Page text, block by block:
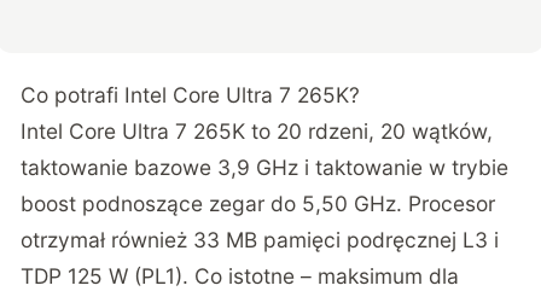
Co potrafi Intel Core Ultra 7 265K?
Intel Core Ultra 7 265K to 20 rdzeni, 20 wątków,
taktowanie bazowe 3,9 GHz i taktowanie w trybie
boost podnoszące zegar do 5,50 GHz. Procesor
otrzymał również 33 MB pamięci podręcznej L3 i
TDP 125 W (PL1). Co istotne – maksimum dla